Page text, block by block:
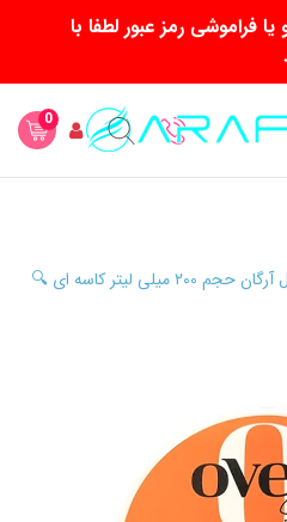
فراموشی رمز عبور لطفا با
0
لیتر کاسه ای 🔍